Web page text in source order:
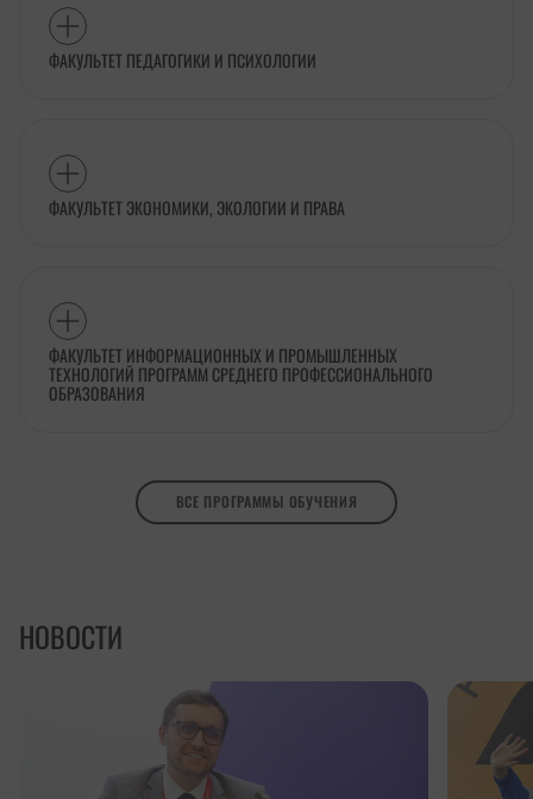
ФАКУЛЬТЕТ ПЕДАГОГИКИ И ПСИХОЛОГИИ
ФАКУЛЬТЕТ ЭКОНОМИКИ, ЭКОЛОГИИ И ПРАВА
ФАКУЛЬТЕТ ИНФОРМАЦИОННЫХ И ПРОМЫШЛЕННЫХ
ТЕХНОЛОГИЙ ПРОГРАММ СРЕДНЕГО ПРОФЕССИОНАЛЬНОГО
ОБРАЗОВАНИЯ
ВСЕ ПРОГРАММЫ ОБУЧЕНИЯ
НОВОСТИ